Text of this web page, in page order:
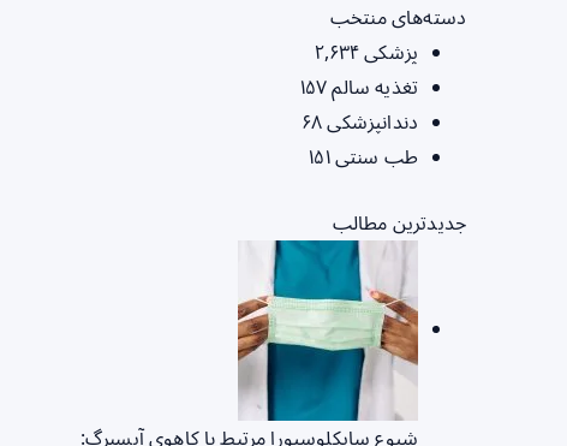
دسته‌های منتخب
پزشکی۲,۶۳۴
تغذیه سالم۱۵۷
دندانپزشکی۶۸
طب سنتی۱۵۱
جدیدترین مطالب
شیوع سایکلوسپورا مرتبط با کاهوی آیسبرگ: